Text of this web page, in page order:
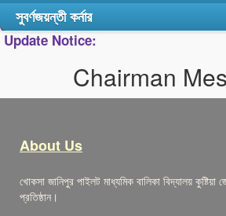
সুবর্ণজয়ন্তী কর্নার
Update Notice:
Chairman
About Us
খোকসা জানিপুর পাইলট মাধ্যমিক বালিকা বিদ্যালয় কুষ্টিয়া
প্রতিষ্ঠান।